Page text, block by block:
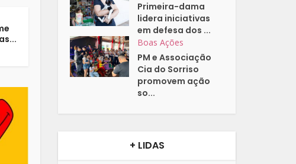
Primeira-dama
lidera iniciativas
em defesa dos ...
Boas Ações
PM e Associação
Cia do Sorriso
promovem ação
so...
+ LIDAS